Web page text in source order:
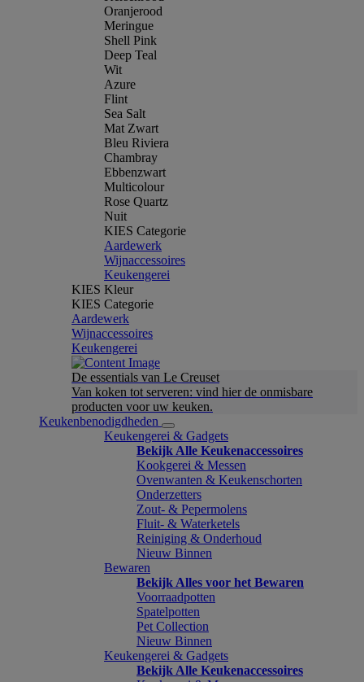
Oranjerood
Meringue
Shell Pink
Deep Teal
Wit
Azure
Flint
Sea Salt
Mat Zwart
Bleu Riviera
Chambray
Ebbenzwart
Multicolour
Rose Quartz
Nuit
KIES Categorie
Aardewerk
Wijnaccessoires
Keukengerei
KIES Kleur
KIES Categorie
Aardewerk
Wijnaccessoires
Keukengerei
De essentials van Le Creuset
Van koken tot serveren: vind hier de onmisbare
producten voor uw keuken.
Keukenbenodigdheden
Keukengerei & Gadgets
Bekijk Alle Keukenaccessoires
Kookgerei & Messen
Ovenwanten & Keukenschorten
Onderzetters
Zout- & Pepermolens
Fluit- & Waterketels
Reiniging & Onderhoud
Nieuw Binnen
Bewaren
Bekijk Alles voor het Bewaren
Voorraadpotten
Spatelpotten
Pet Collection
Nieuw Binnen
Keukengerei & Gadgets
Bekijk Alle Keukenaccessoires